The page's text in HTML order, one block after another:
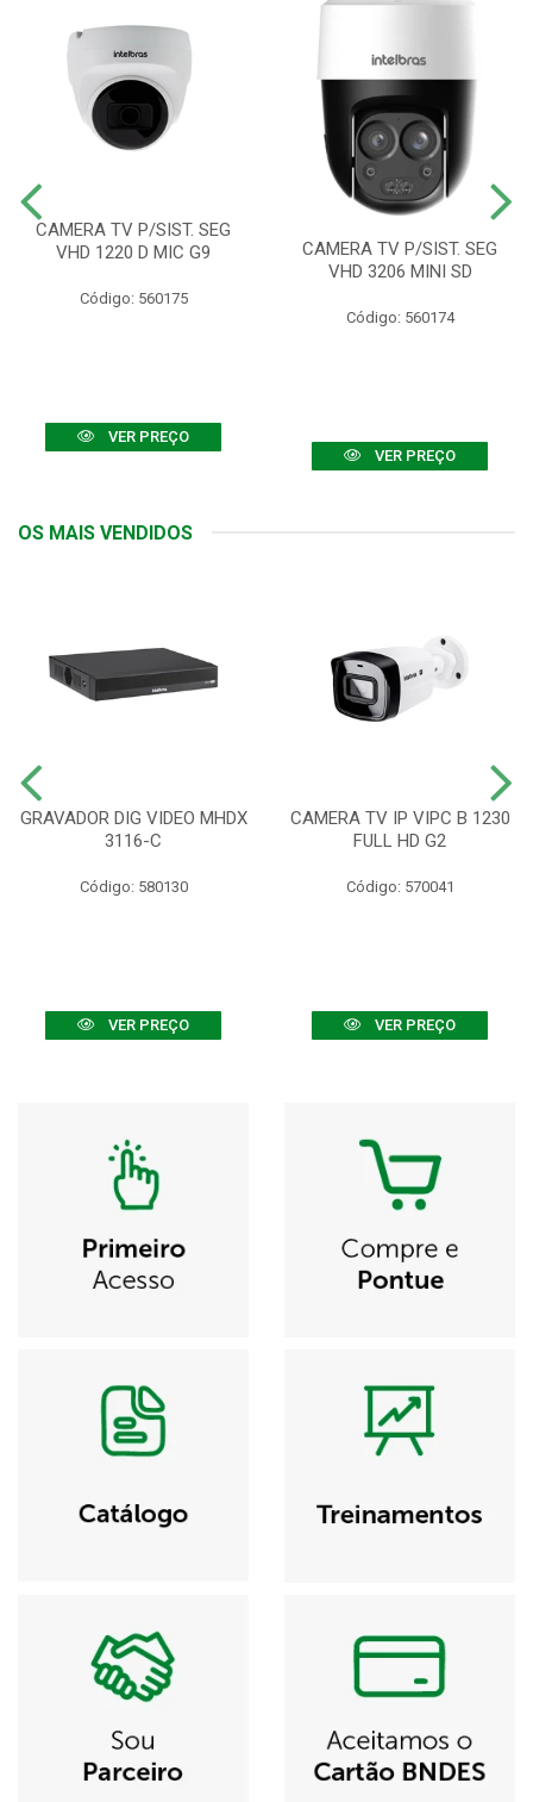
CAMERA TV P/SIST. SEG
VHD 1220 D MIC G9
Código: 560175
VER PREÇO
CAMERA TV P/SIST. SEG
VHD 3206 MINI SD
Código: 560174
VER PREÇO
OS MAIS VENDIDOS
GRAVADOR DIG VIDEO MHDX
3116-C
Código: 580130
VER PREÇO
CAMERA TV IP VIPC B 1230
FULL HD G2
Código: 570041
VER PREÇO